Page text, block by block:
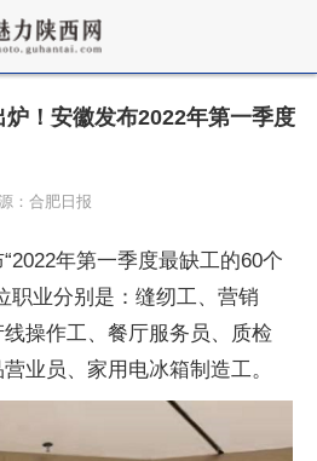
！安徽发布2022年第一季度
：合肥日报
年第一季度最缺工的60个
职业分别是：缝纫工、营销
操作工、餐厅服务员、质检
业员、家用电冰箱制造工。